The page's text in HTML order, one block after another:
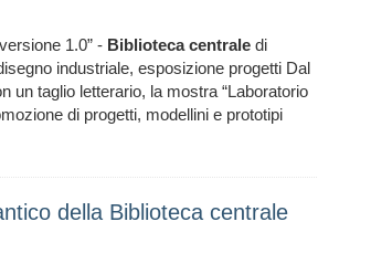
1.0” - Biblioteca centrale di
industriale, esposizione progetti Dal
un taglio letterario, la mostra “Laboratorio
di progetti, modellini e prototipi
della Biblioteca centrale